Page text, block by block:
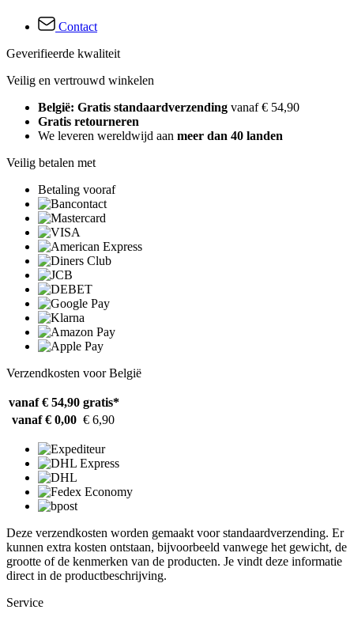
Contact
Geverifieerde kwaliteit
Veilig en vertrouwd winkelen
België: Gratis standaardverzending vanaf € 54,90
Gratis retourneren
We leveren wereldwijd aan meer dan 40 landen
Veilig betalen met
Betaling vooraf
Verzendkosten voor België
vanaf € 54,90 gratis*
vanaf € 0,00 € 6,90
Deze verzendkosten worden gemaakt voor standaardverzending. Er
kunnen extra kosten ontstaan, bijvoorbeeld vanwege het gewicht, de
grootte of de kenmerken van de producten. Je vindt deze informatie
direct in de productbeschrijving.
Service